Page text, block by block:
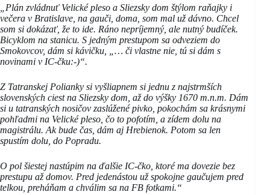
„Plán zvládnuť Velické pleso a Sliezsky dom štýlom raňajky i
večera v Bratislave, na gauči, doma, som mal už dávno. Chcel
som si dokázať, že to ide. Ráno nepríjemný, ale nutný budíček.
Bicyklom na stanicu. S jedným prestupom sa odveziem do
Smokovcov, dám si kávičku, „… či vlastne nie, tú si dám s
novinami v IC-čku:-)“.
Z Tatranskej Polianky si vyšliapnem si jednu z najstrmších
slovenských ciest na Sliezsky dom, až do výšky 1670 m.n.m. Dám
si u tatranských nosičov zaslúžené pivko, pokochám sa krásnymi
pohľadmi na Velické pleso, čo to pofotím, a zídem dolu na
magistrálu. Ak bude čas, dám aj Hrebienok. Potom sa len
spustím dolu, do Popradu.
O pol šiestej nastúpim na ďalšie IC-čko, ktoré ma dovezie bez
prestupu až domov. Pred jedenástou už spokojne gaučujem pred
telkou, preháňam a chválim sa na FB fotkami.“